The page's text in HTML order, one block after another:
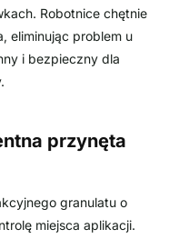
Robotnice chętnie
eliminując problem u
i bezpieczny dla
przynęta
granulatu o
miejsca aplikacji.